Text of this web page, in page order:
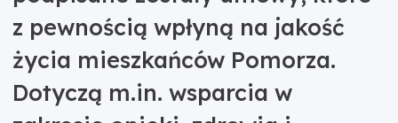
z pewnością wpłyną na jakość
życia mieszkańców Pomorza.
Dotyczą m.in. wsparcia w